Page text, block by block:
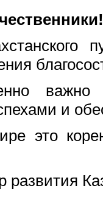
и
это
развития